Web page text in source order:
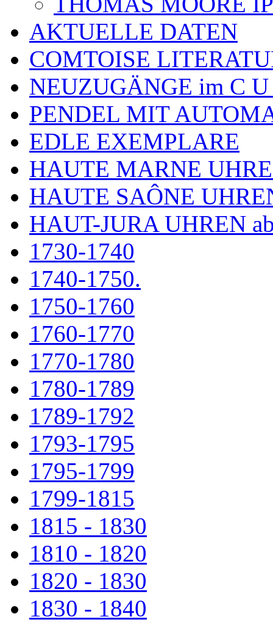
AKTUELLE DATEN
COMTOISE
NEUZUGÄNGE im C
PENDEL MIT
EDLE EXEMPLARE
HAUTE MARNE
HAUTE SAÔNE
HAUT-JURA UHREN
1730-1740
1740-1750.
1750-1760
1760-1770
1770-1780
1780-1789
1789-1792
1793-1795
1795-1799
1799-1815
1815 - 1830
1810 - 1820
1820 - 1830
1830 - 1840